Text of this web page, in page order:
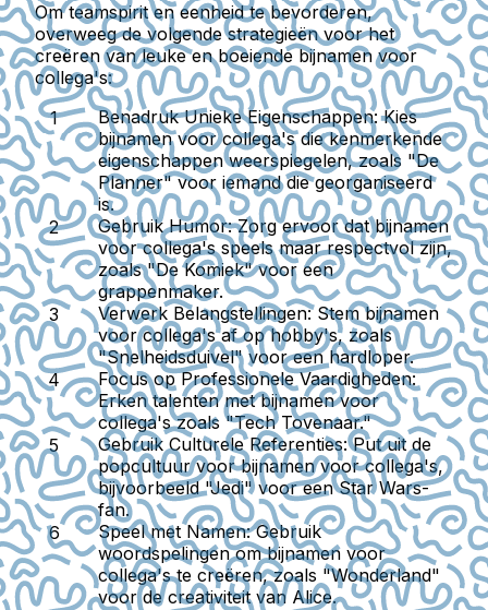
Om teamspirit en eenheid te bevorderen,
overweeg de volgende strategieën voor het
creëren van leuke en boeiende bijnamen voor
collega's:
Benadruk Unieke Eigenschappen: Kies
bijnamen voor collega's die kenmerkende
eigenschappen weerspiegelen, zoals "De
Planner" voor iemand die georganiseerd
is.
Gebruik Humor: Zorg ervoor dat bijnamen
voor collega's speels maar respectvol zijn,
zoals "De Komiek" voor een
grappenmaker.
Verwerk Belangstellingen: Stem bijnamen
voor collega's af op hobby's, zoals
"Snelheidsduivel" voor een hardloper.
Focus op Professionele Vaardigheden:
Erken talenten met bijnamen voor
collega's zoals "Tech Tovenaar."
Gebruik Culturele Referenties: Put uit de
popcultuur voor bijnamen voor collega's,
bijvoorbeeld "Jedi" voor een Star Wars-
fan.
Speel met Namen: Gebruik
woordspelingen om bijnamen voor
collega's te creëren, zoals "Wonderland"
voor de creativiteit van Alice.